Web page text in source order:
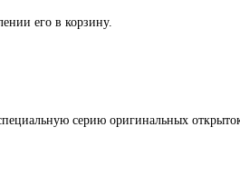
его в корзину.
серию оригинальных